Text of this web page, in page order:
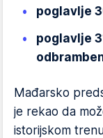
poglavlje
poglavlje
Mađarsko
je rekao da
istorijskom